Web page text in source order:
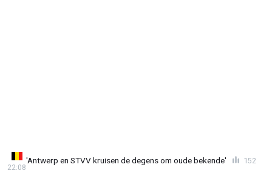
'Antwerp en STVV kruisen de degens om oude bekende'
22:08
152